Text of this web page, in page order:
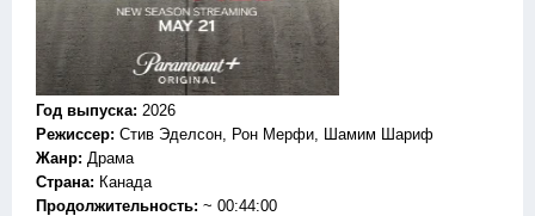
Год выпуска: 2026
Режиссер: Стив Эделсон, Рон Мерфи, Шамим Шариф
Жанр: Драма
Страна: Канада
Продолжительность: ~ 00:44:00